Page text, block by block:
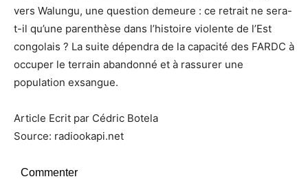
vers Walungu, une question demeure : ce retrait ne sera-
t-il qu’une parenthèse dans l’histoire violente de l’Est
congolais ? La suite dépendra de la capacité des FARDC à
occuper le terrain abandonné et à rassurer une
population exsangue.
Article Ecrit par Cédric Botela
Source: radiookapi.net
Commenter